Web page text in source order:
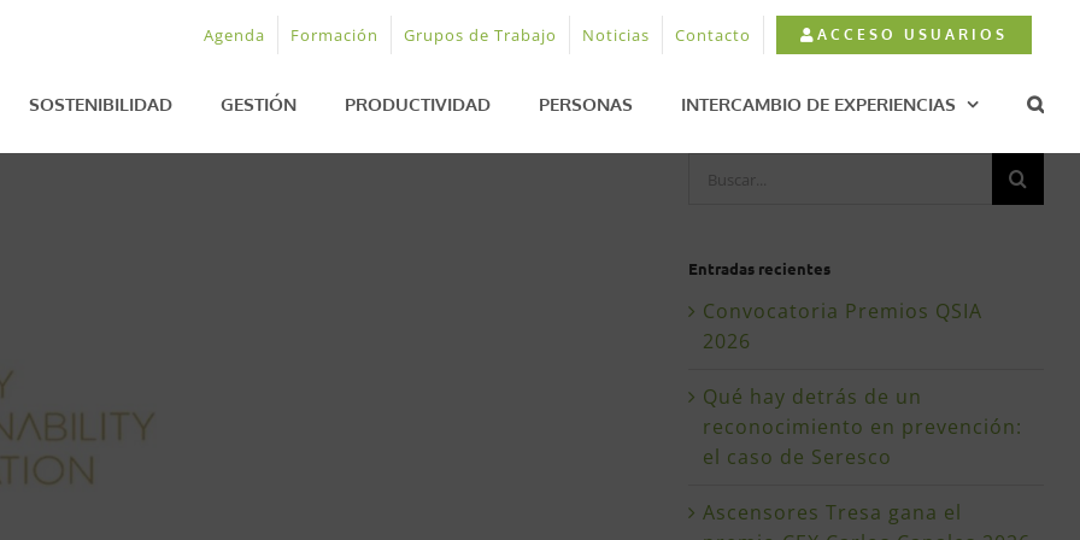
Agenda Formación Grupos de Trabajo Noticias Contacto ACCESO USUARIOS
SOSTENIBILIDAD GESTIÓN PRODUCTIVIDAD PERSONAS INTERCAMBIO DE EXPERIENCIAS
Entradas recientes
Convocatoria Premios QSIA
2026
Qué hay detrás de un
reconocimiento en prevención:
el caso de Seresco
Ascensores Tresa gana el